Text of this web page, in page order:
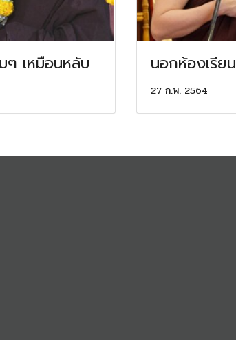
ๆ เหมือนหลับ นอกห้องเรียน
27 ก.พ. 2564